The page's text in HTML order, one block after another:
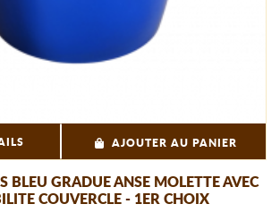
AJOUTER AU PANIER
BLEU GRADUE ANSE MOLETTE AVEC
COUVERCLE - 1ER CHOIX